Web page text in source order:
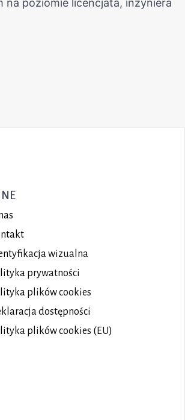
wizualna
prywatności
plikówcookies
dostępności
plików cookies (EU)